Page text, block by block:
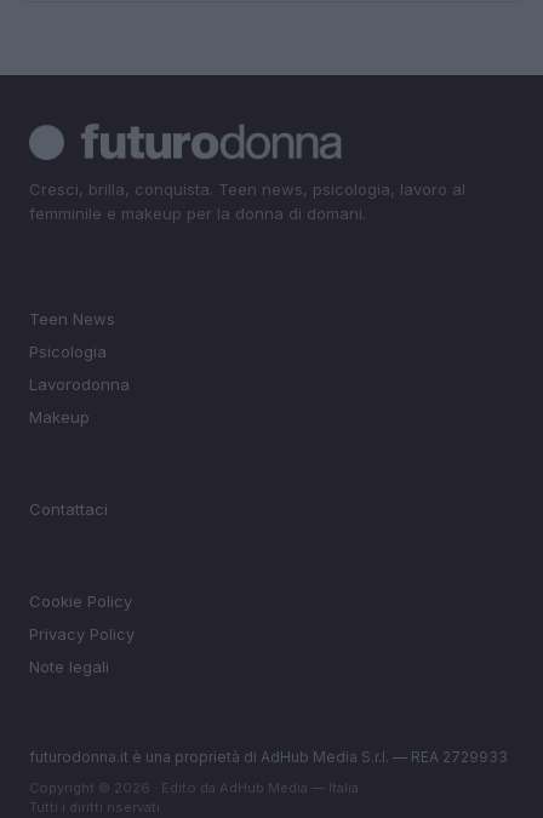
Cresci, brilla, conquista. Teen news, psicologia, lavoro al
femminile e makeup per la donna di domani.
Teen News
Psicologia
Lavorodonna
Makeup
Contattaci
Cookie Policy
Privacy Policy
Note legali
futurodonna.it è una proprietà di AdHub Media S.r.l. — REA 2729933
Copyright © 2026 · Edito da AdHub Media — Italia
Tutti i diritti riservati